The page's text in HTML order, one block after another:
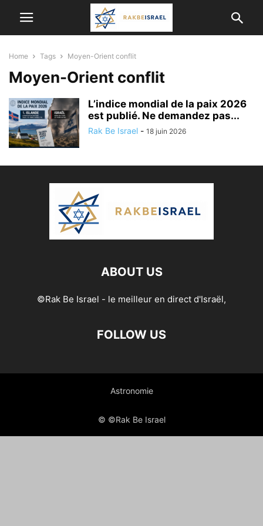
Home Tags Moyen-Orient conflit
Moyen-Orient conflit
L’indice mondial de la paix 2026
est publié. Ne demandez pas...
Rak Be Israel - 18 juin 2026
ABOUT US
©Rak Be Israel - le meilleur en direct d'Israël,
FOLLOW US
Astronomie
© ©Rak Be Israel